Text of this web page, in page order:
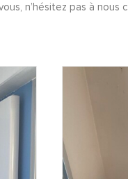
n’hésitez pas à